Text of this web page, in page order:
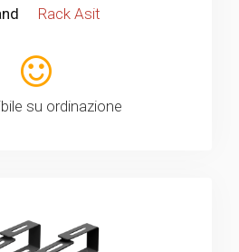
Rack Asit
su ordinazione